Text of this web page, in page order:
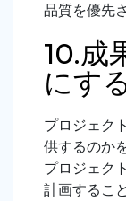
品質を優先
10.成
にす
プロジェク
供するのか
プロジェク
計画するこ